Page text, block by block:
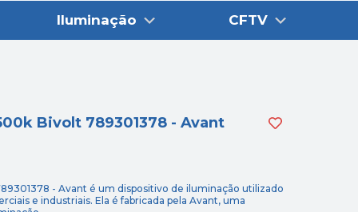
Iluminação CFTV
Bivolt 789301378 - Avant
- Avant é um dispositivo de iluminação utilizado
e industriais. Ela é fabricada pela Avant, uma